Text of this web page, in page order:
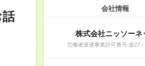
会社情報
株式会社ニッソーネ
労働者派遣事業許可番号:派27